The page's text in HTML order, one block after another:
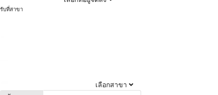
รับที่สาขา
เลือกสาขา